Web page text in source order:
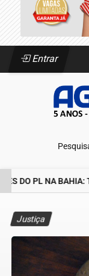
Entrar
DO PL NA BAHIA:
Justiça